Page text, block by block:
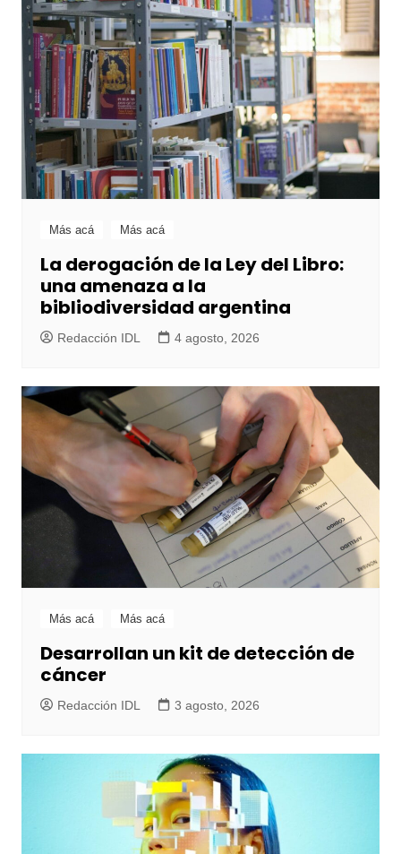
Más acá Más acá
La derogación de la Ley del Libro:
una amenaza a la
bibliodiversidad argentina
Redacción IDL 4 agosto, 2026
Más acá Más acá
Desarrollan un kit de detección de
cáncer
Redacción IDL 3 agosto, 2026